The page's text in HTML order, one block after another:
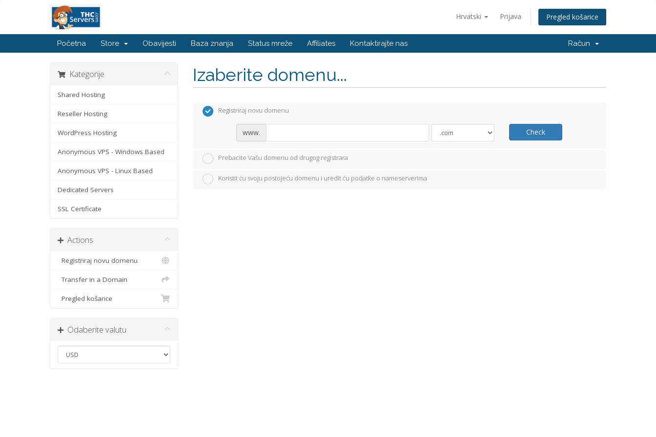
Hrvatski Prijava Pregled košarice
Početna Store Obavijesti Baza znanja Status mreže Affiliates Kontaktirajte nas Račun
Izaberite domenu...
Kategorije
Shared Hosting
Reseller Hosting
WordPress Hosting
Anonymous VPS - Windows Based
Anonymous VPS - Linux Based
Dedicated Servers
SSL Certificate
Actions
Registriraj novu domenu
Transfer in a Domain
Pregled košarice
Odaberite valutu
Registriraj novu domenu
www. Check
Prebacite Vašu domenu od drugog registrara
Koristit ću svoju postojeću domenu i uredit ću podatke o nameserverima